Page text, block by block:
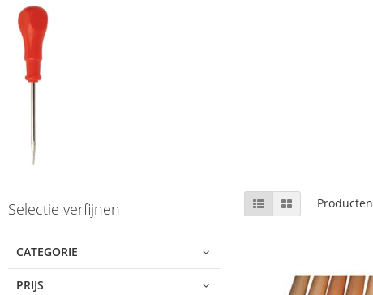
to
list
Selectie verfijnen
CATEGORIE
PRIJS
Tonen
als
Lijst Foto-
tabel
Producten